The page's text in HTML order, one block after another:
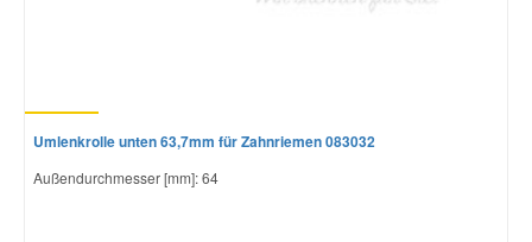
Umlenkrolle unten 63,7mm für Zahnriemen 083032
Außendurchmesser [mm]: 64